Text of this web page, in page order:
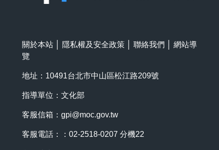
關於本站 隱私權及安全政策 聯絡我們
網站導
覽
地址：10491台北市中山區松江路209號
指導單位：文化部
客服信箱： gpi@moc.gov.tw
客服電話：：02-2518-0207 分機22